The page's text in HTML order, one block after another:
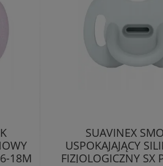
18M
SUAVINEX
USPOKAJAJĄCY
FIZJOLOGICZNY SX